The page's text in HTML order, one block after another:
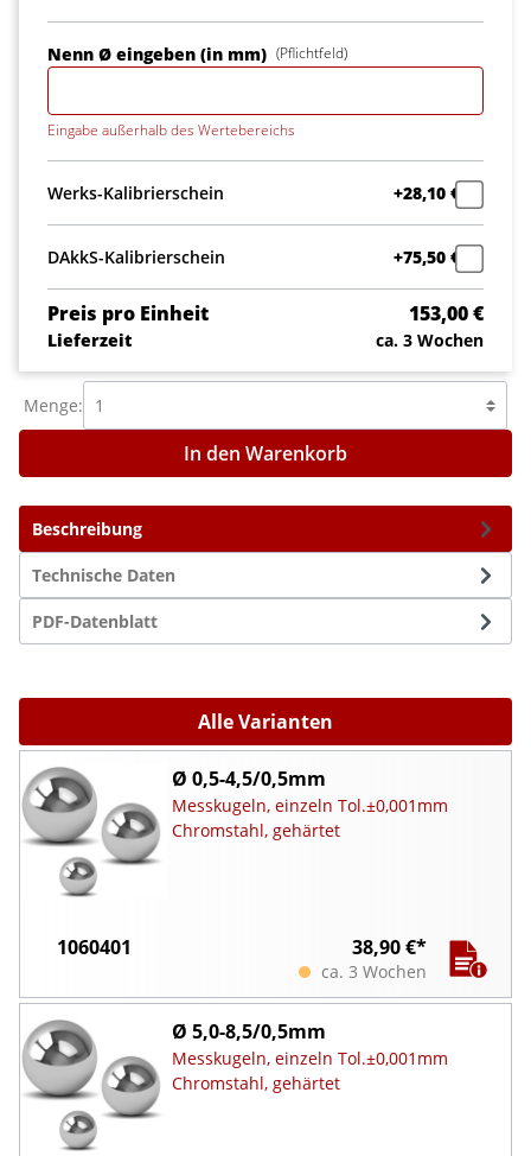
Beschreibung
Technische Daten
PDF-Datenblatt
Nenn Ø eingeben (in mm) (Pflichtfeld)
Eingabe außerhalb des Wertebereichs
Werks-Kalibrierschein +28,10 €
DAkkS-Kalibrierschein +75,50 €
Preis pro Einheit 153,00 €
Lieferzeit ca. 3 Wochen
Menge:
In den Warenkorb
Alle Varianten
Ø 0,5-4,5/0,5mm
Messkugeln, einzeln Tol.±0,001mm
Chromstahl, gehärtet
1060401 38,90 €*
ca. 3 Wochen
Ø 5,0-8,5/0,5mm
Messkugeln, einzeln Tol.±0,001mm
Chromstahl, gehärtet